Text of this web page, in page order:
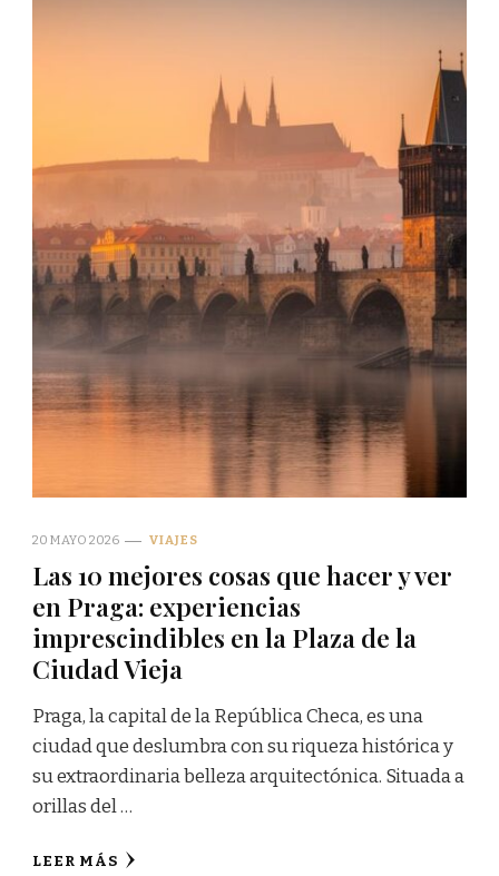
20 MAYO 2026 VIAJES
Las 10 mejores cosas que hacer y ver
en Praga: experiencias
imprescindibles en la Plaza de la
Ciudad Vieja
Praga, la capital de la República Checa, es una
ciudad que deslumbra con su riqueza histórica y
su extraordinaria belleza arquitectónica. Situada a
orillas del …
LEER MÁS